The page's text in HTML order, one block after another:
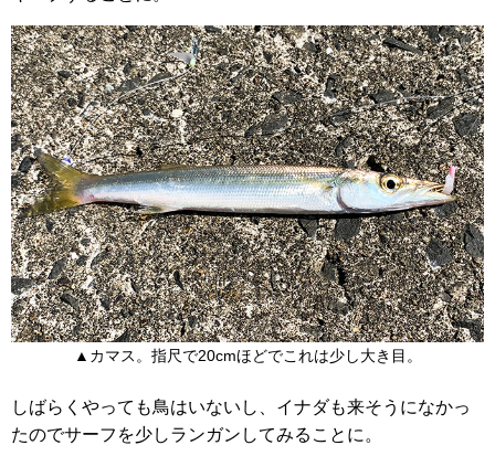
▲カマス。指尺で20cmほどでこれは少し大き目。
しばらくやっても鳥はいないし、イナダも来そうになかっ
たのでサーフを少しランガンしてみることに。